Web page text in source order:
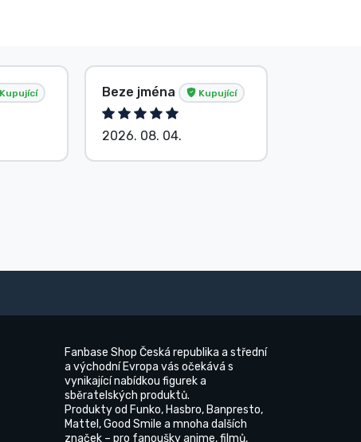
Kupující Beze jména Kupující
2026. 08. 04.
Fanbase Shop Česká republika a střední
a východní Evropa vás očekává s
vynikající nabídkou figurek a
sběratelských produktů.
Produkty od Funko, Hasbro, Banpresto,
Mattel, Good Smile a mnoha dalších
značek – pro fanoušky anime, filmů,